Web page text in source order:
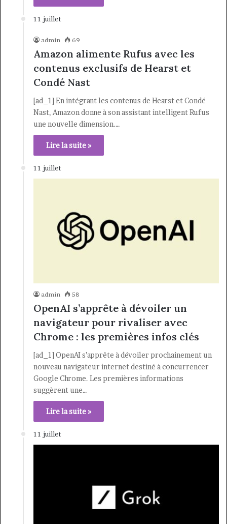
11 juillet
admin 69
Amazon alimente Rufus avec les
contenus exclusifs de Hearst et
Condé Nast
[ad_1] En intégrant les contenus de Hearst et Condé
Nast, Amazon donne à son assistant intelligent Rufus
une nouvelle dimension.…
Lire la suite »
11 juillet
admin 58
OpenAI s’apprête à dévoiler un
navigateur pour rivaliser avec
Chrome : les premières infos clés
[ad_1] OpenAI s’apprête à dévoiler prochainement un
nouveau navigateur internet destiné à concurrencer
Google Chrome. Les premières informations
suggèrent une…
Lire la suite »
11 juillet